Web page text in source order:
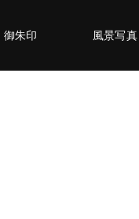
御朱印 風景写真